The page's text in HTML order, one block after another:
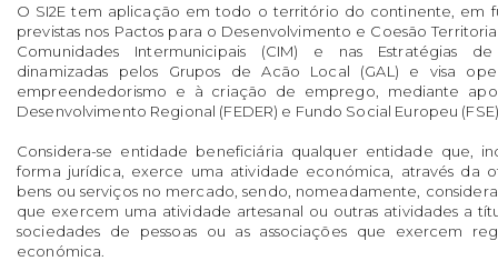
O SI2E tem aplicação em todo o território do continente, em
previstas nos Pactos para o Desenvolvimento e Coesão
Comunidades Intermunicipais (CIM) e nas Estratégias
dinamizadas pelos Grupos de Acão Local (GAL) e visa
empreendedorismo e à criação de emprego, mediante
Desenvolvimento Regional (FEDER) e Fundo Social Europeu
Considera-se entidade beneficiária qualquer entidade que,
forma jurídica, exerce uma atividade económica, através da
bens ou serviços no mercado, sendo, nomeadamente,
que exercem uma atividade artesanal ou outras atividades a
sociedades de pessoas ou as associações que exercem
económica.